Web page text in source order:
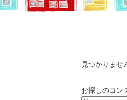
見つかりませ
お探しのコン